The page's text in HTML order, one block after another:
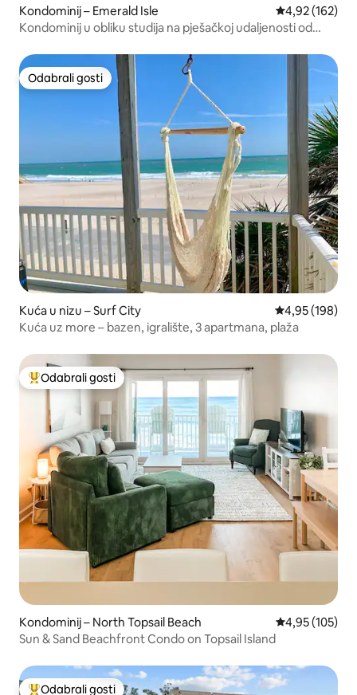
Kondominij – Emerald Isle Prosječna
4,92 (162)
Kondominij u obliku studija na pješačkoj udaljenosti od
Odabrali gosti
Odabrali gosti
Kuća u nizu – Surf City Prosječna
4,95 (198)
Kuća uz more – bazen, igralište, 3 apartmana, plaža
Među najviše rangiranima s oznakom „Odabrali gosti”
Odabrali gosti
Kondominij – North Topsail Beach Prosječna
4,95 (105)
Sun & Sand Beachfront Condo on Topsail Island
Odabrali gosti